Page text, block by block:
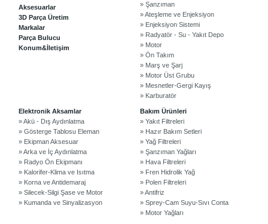
Aksesuarlar
3D Parça Üretim
Markalar
Parça Bulucu
Konum&İletişim
» Şanzıman
» Ateşleme ve Enjeksiyon
» Enjeksiyon Sistemi
» Radyatör - Su - Yakıt Depo
» Motor
» Ön Takım
» Marş ve Şarj
» Motor Üst Grubu
» Mesnetler-Gergi Kayış
» Karburatör
Elektronik Aksamlar
» Akü - Dış Aydınlatma
» Gösterge Tablosu Eleman
» Ekipman Aksesuar
» Arka ve İç Aydınlatma
» Radyo Ön Ekipmanı
» Kalorifer-Klima ve Isıtma
» Korna ve Antidemaraj
» Silecek-Silgi Şase ve Motor
» Kumanda ve Sinyalizasyon
Bakım Ürünleri
» Yakıt Filtreleri
» Hazır Bakım Setleri
» Yağ Filtreleri
» Şanzıman Yağları
» Hava Filtreleri
» Fren Hidrolik Yağ
» Polen Filtreleri
» Antifriz
» Sprey-Cam Suyu-Sıvı Conta
» Motor Yağları